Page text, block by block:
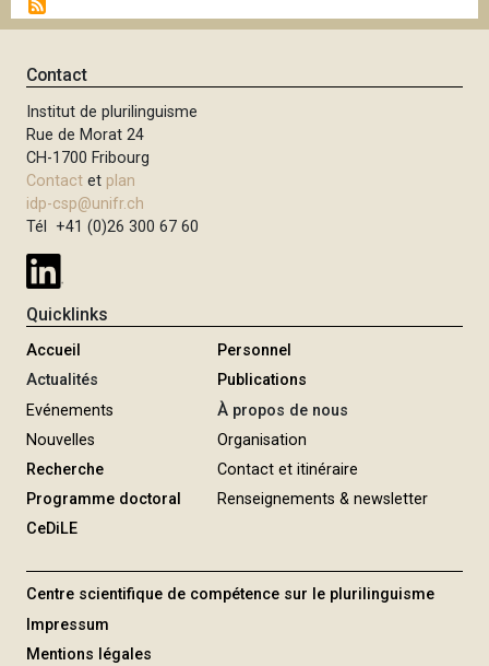
g
i
a
t
i
o
n
g
Contact
Institut de plurilinguisme
Rue de Morat 24
CH-1700 Fribourg
Contact et plan
idp-csp@unifr.ch
Tél +41 (0)26 300 67 60
Quicklinks
Accueil
Actualités
Evénements
Nouvelles
Recherche
Programme doctoral
CeDiLE
Personnel
Publications
À propos de nous
Organisation
Contact et itinéraire
Renseignements & newsletter
Centre scientifique de compétence sur le plurilinguisme
Impressum
Mentions légales